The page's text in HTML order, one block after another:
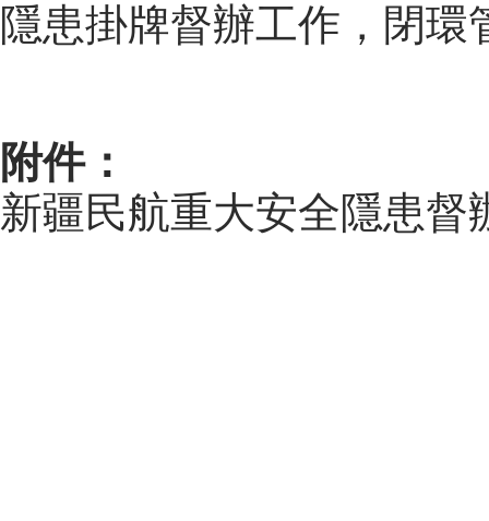
隱患掛牌督辦工作，閉環
附件：
新疆民航重大安全隱患督